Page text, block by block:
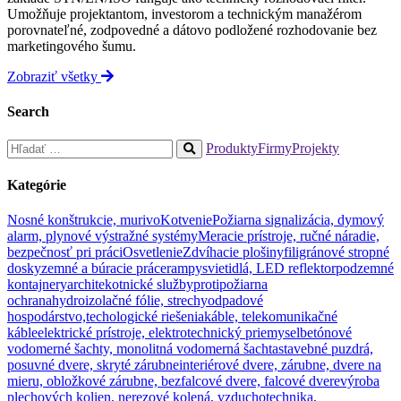
Umožňuje projektantom, investorom a technickým manažérom
porovnateľné, zodpovedné a dátovo podložené rozhodovanie bez
marketingového šumu.
Zobraziť všetky
Search
Hľadať:
autocomplete
results
are
available
use
up
and
down
arrows
to
review
and
enter
to
ProduktyFirmyProjekty
Kategórie
Nosné konštrukcie, murivoKotveniePožiarna signalizácia, dymový
alarm, plynové výstražné systémyMeracie prístroje, ručné náradie,
bezpečnosť pri práciOsvetlenieZdvíhacie plošinyfiligránové stropné
doskyzemné a búracie prácerampysvietidlá, LED reflektorpodzemné
kontajneryarchitekotnické službyprotipožiarna
ochranahydroizolačné fólie, strechyodpadové
hospodárstvo,techologické riešeniakáble, telekomunikačné
kábleelektrické prístroje, elektrotechnický priemyselbetónové
vodomerné šachty, monolitná vodomerná šachtastavebné puzdrá,
posuvné dvere, skryté zárubneinteriérové dvere, zárubne, dvere na
mieru, obložkové zárubne, bezfalcové dvere, falcové dverevýroba
plechových kolien, nerezové kolená, vzduchotechnika,